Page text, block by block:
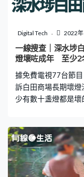
樓梯向下走，到3樓
了閉露電視。 法團
前僱用承辦商清理
鑽和鐵筆，強行打
動，聲稱要取回物
Digital Tech 2022
一線搜查｜深水埗
燈壞咗成年 至少2
據免費電視77台節
訴白田商場長期壞
少有數十盞燈都是壞
暗有關。 投訴人：
1979年落成，到
變成6層，街坊本應
場照明燈一盏一盏